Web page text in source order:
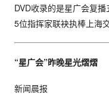
DVD收录的是星广会复
5位指挥家联袂执棒上海
“星广会”昨晚星光熠熠
新闻晨报